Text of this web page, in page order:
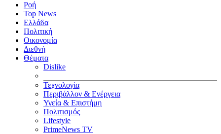
Ροή
Top News
Ελλάδα
Πολιτική
Οικονομία
Διεθνή
Θέματα
Dislike
Τεχνολογία
Περιβάλλον & Ενέργεια
Υγεία & Επιστήμη
Πολιτισμός
Lifestyle
PrimeNews TV